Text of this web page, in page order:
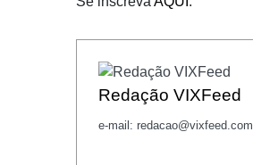
Redação VIXFeed
e-mail: redacao@vixfeed.com